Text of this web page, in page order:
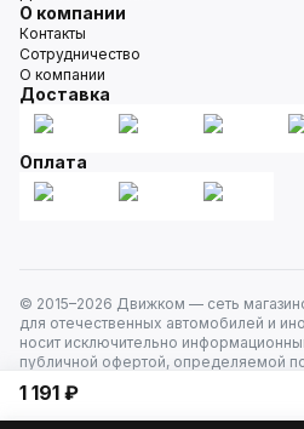
1 191 ₽
О компании
Контакты
Сотрудничество
О компании
Доставка
Оплата
© 2015–2026 Движком — сеть
для отечественных автомобилей и
носит исключительно
публичной офертой, определяемой